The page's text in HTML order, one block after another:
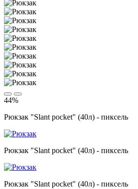
44%
Рюкзак "Slant pocket" (40л) - пиксель
Рюкзак "Slant pocket" (40л) - пиксель
Рюкзак "Slant pocket" (40л) - пиксель